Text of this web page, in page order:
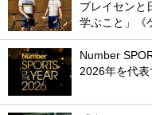
ブレイセンと
学ぶこと」《
Number
2026年を代